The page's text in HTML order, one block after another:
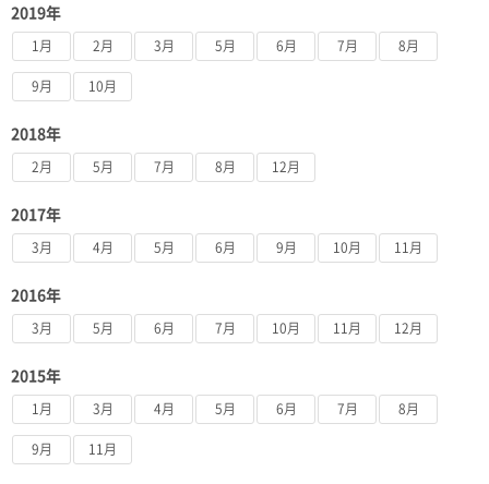
2019年
1月 2月 3月 5月 6月 7月 8月
9月 10月
2018年
2月 5月 7月 8月 12月
2017年
3月 4月 5月 6月 9月 10月 11月
2016年
3月 5月 6月 7月 10月 11月 12月
2015年
1月 3月 4月 5月 6月 7月 8月
9月 11月